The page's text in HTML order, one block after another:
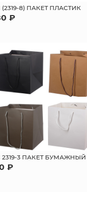
8) ПАКЕТ ПЛАСТИК
₽
2319-3 ПАКЕТ БУМАЖНЫЙ
₽